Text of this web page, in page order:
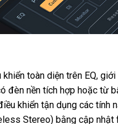
toàn diện trên EQ,
đèn nền tích hợp hoặc
khiển tận dụng các
Stereo) bằng cập